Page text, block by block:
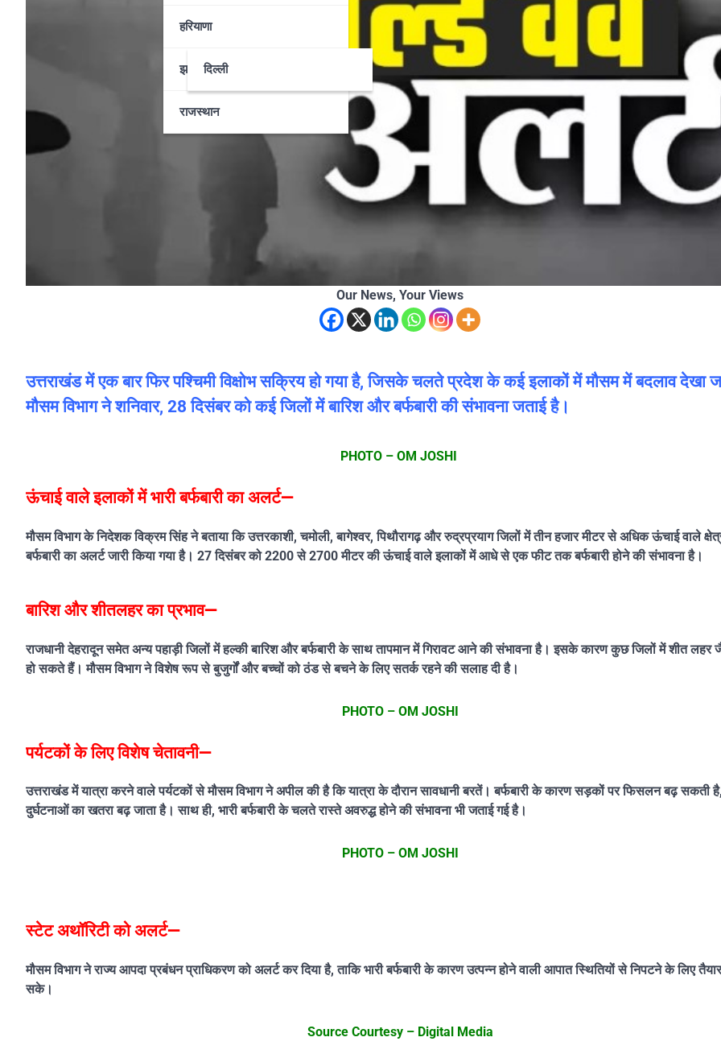
हरियाणा
झारखण्डदिल्ली
राजस्थान
Our News, Your Views
उत्तराखंड में एक बार फिर पश्चिमी विक्षोभ सक्रिय हो गया है, जिसके चलते प्रदेश के कई इलाकों में मौसम में बदलाव देखा
मौसम विभाग ने शनिवार, 28 दिसंबर को कई जिलों में बारिश और बर्फबारी की संभावना जताई है।
PHOTO – OM JOSHI
ऊंचाई वाले इलाकों में भारी बर्फबारी का अलर्ट—
मौसम विभाग के निदेशक विक्रम सिंह ने बताया कि उत्तरकाशी, चमोली, बागेश्वर, पिथौरागढ़ और रुद्रप्रयाग जिलों में तीन हजार मीटर से अधिक ऊंचाई वाले
बर्फबारी का अलर्ट जारी किया गया है। 27 दिसंबर को 2200 से 2700 मीटर की ऊंचाई वाले इलाकों में आधे से एक फीट तक बर्फबारी होने की संभावना है।
बारिश और शीतलहर का प्रभाव—
राजधानी देहरादून समेत अन्य पहाड़ी जिलों में हल्की बारिश और बर्फबारी के साथ तापमान में गिरावट आने की संभावना है। इसके कारण कुछ जिलों में शीत लहर
हो सकते हैं। मौसम विभाग ने विशेष रूप से बुजुर्गों और बच्चों को ठंड से बचने के लिए सतर्क रहने की सलाह दी है।
PHOTO – OM JOSHI
पर्यटकों के लिए विशेष चेतावनी—
उत्तराखंड में यात्रा करने वाले पर्यटकों से मौसम विभाग ने अपील की है कि यात्रा के दौरान सावधानी बरतें। बर्फबारी के कारण सड़कों पर फिसलन बढ़ सकती
दुर्घटनाओं का खतरा बढ़ जाता है। साथ ही, भारी बर्फबारी के चलते रास्ते अवरुद्ध होने की संभावना भी जताई गई है।
PHOTO – OM JOSHI
स्टेट अथॉरिटी को अलर्ट—
मौसम विभाग ने राज्य आपदा प्रबंधन प्राधिकरण को अलर्ट कर दिया है, ताकि भारी बर्फबारी के कारण उत्पन्न होने वाली आपात स्थितियों से निपटने के लिए
सके।
Source Courtesy – Digital Media
Themountainstories Desk